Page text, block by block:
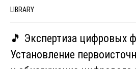
LIBRARY
🎵 Экспертиза цифровых
Установление